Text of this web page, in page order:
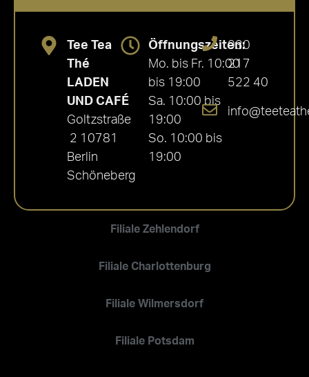
Filiale Zehlendorf
Filiale Charlottenburg
Filiale Wilmersdorf
Filiale Potsdam
Tee Tea
Thé
LADEN
UND CAFÉ
Goltzstraße
2 10781
Berlin
Schöneberg
Öffnungszeiten:
Mo. bis Fr. 10:00
bis 19:00
Sa. 10:00 bis
19:00
So. 10:00 bis
19:00
030
217
522 40